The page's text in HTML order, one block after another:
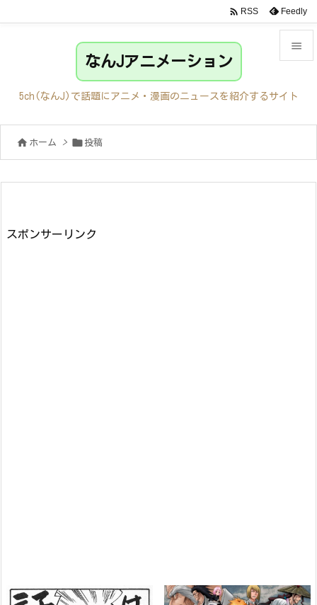

サイド
前へ

 RSS Feedly
なんJアニメーション
5ch(なんJ)で話題にアニメ・漫画のニュースを紹介するサイト
 ホーム >  投稿
スポンサーリンク